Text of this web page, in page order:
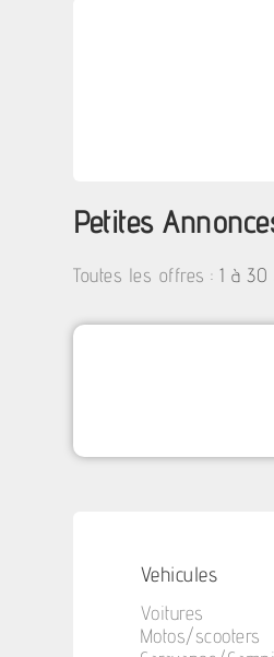
Petites
Toutes les offres :1 à
Vehicules
Voitures
Motos/scooters